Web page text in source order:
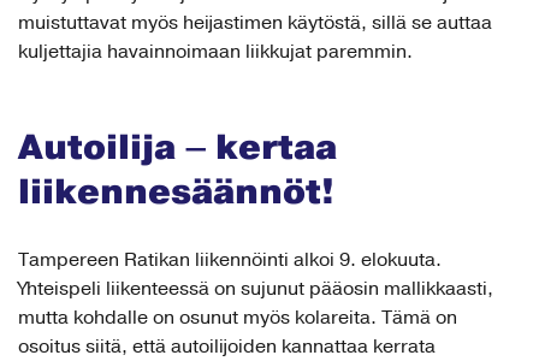
muistuttavat myös heijastimen käytöstä, sillä se auttaa
kuljettajia havainnoimaan liikkujat paremmin.
Autoilija – kertaa
liikennesäännöt!
Tampereen Ratikan liikennöinti alkoi 9. elokuuta.
Yhteispeli liikenteessä on sujunut pääosin mallikkaasti,
mutta kohdalle on osunut myös kolareita. Tämä on
osoitus siitä, että autoilijoiden kannattaa kerrata